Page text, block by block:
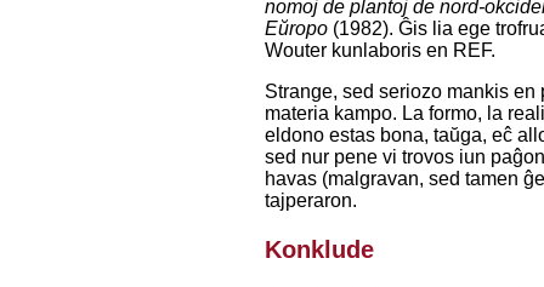
nomoj de plantoj de nord-
Eŭropo (1982). Ĝis lia ege
Wouter kunlaboris en REF.
Strange, sed seriozo mankis en
materia kampo. La formo, la
eldono estas bona, taŭga, eĉ
sed nur pene vi trovos iun
havas (malgravan, sed tamen
tajperaron.
Konklude